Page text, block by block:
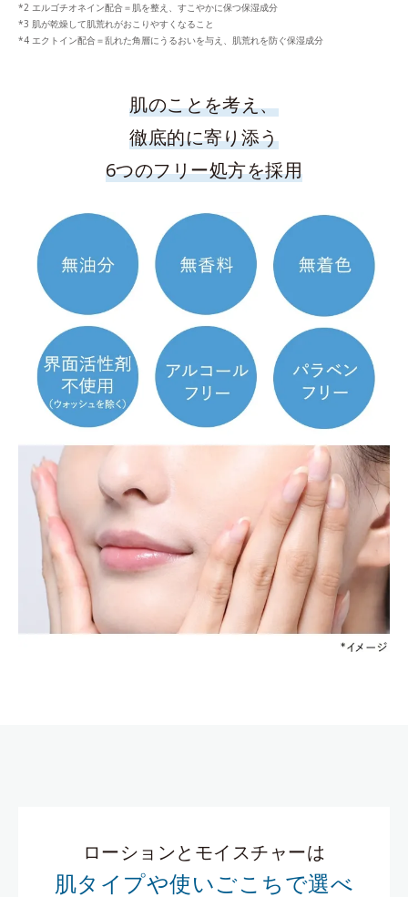
*2 エルゴチオネイン配合＝肌を整え、すこやかに保つ保湿成分
*3 肌が乾燥して肌荒れがおこりやすくなること
*4 エクトイン配合＝乱れた角層にうるおいを与え、肌荒れを防ぐ保湿成分
肌のことを考え、
徹底的に寄り添う
6つのフリー処方を採用
ローションとモイスチャーは
肌タイプや使いごこちで選べ